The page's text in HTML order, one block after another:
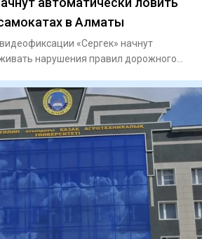
в Алматы
«Сергек» начнут
нарушения правил дорожного